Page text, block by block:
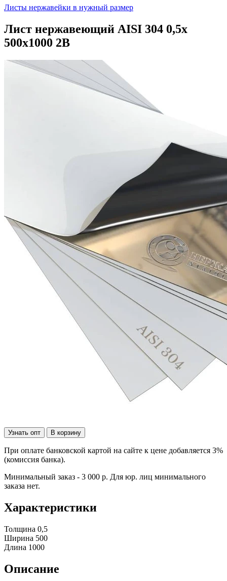
Листы нержавейки в нужный размер
Лист нержавеющий AISI 304 0,5х
500х1000 2B
Узнать опт В корзину
При оплате банковской картой на сайте к цене добавляется 3%
(комиссия банка).
Минимальный заказ - 3 000 р. Для юр. лиц минимального
заказа нет.
Характеристики
Толщина 0,5
Ширина 500
Длина 1000
Описание